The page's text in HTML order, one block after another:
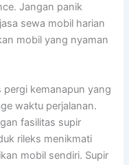
Jangan panik
sewa mobil harian
mobil yang nyaman
pergi kemanapun yang
waktu perjalanan.
fasilitas supir
rileks menikmati
mobil sendiri. Supir